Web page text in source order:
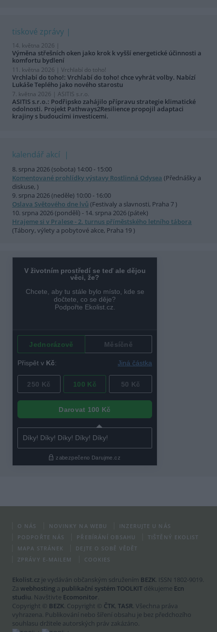
tiskové zprávy
14. května 2026 |
Výměna střešních oken jako krok k vyšší energetické účinnosti a
komfortu bydlení
11. května 2026 | Vrchlabí do toho!
Vrchlabí do toho!: Vrchlabí do toho! chce vyhrát volby. Nabízí
Lukáše Teplého jako nového starostu
7. května 2026 | ASITIS s.r.o.
ASITIS s.r.o.: Podřipsko zahájilo přípravu strategie klimatické
odolnosti. Projekt Pathways2Resilience propojil adaptaci
krajiny s budoucími investicemi.
kalendář akcí
8. srpna 2026 (sobota) 14:00 - 15:00
Komentované prohlídky výstavy Rostlinná Odysea (Přednášky a
diskuse, )
9. srpna 2026 (neděle) 10:00 - 16:00
Oslava Světového dne lvů (Festivaly a slavnosti, Praha 7 )
10. srpna 2026 (pondělí) - 14. srpna 2026 (pátek)
Hrajeme si v Pralese - 2. turnus příměstského letního tábora
(Tábory, výlety a pobytové akce, Praha 19 )
O NÁS NOVINKY NA WEBU
INZERUJTE U NÁS
PODPOŘTE NÁS
PŘEBÍRÁNÍ OBSAHU
TIŠTĚNÝ EKOLIST
MAPA STRÁNEK
DEJTE O SOBĚ VĚDĚT
ZPRÁVY E-MAILEM
COOKIES
Ekolist.cz je vydáván občanským sdružením BEZK. ISSN 1802-9019.
Za webhosting a publikační systém TOOLKIT děkujeme Ecn
studiu. Navštivte Ecomonitor.
Copyright © BEZK. Copyright © ČTK, TASR. Všechna práva
vyhrazena. Publikování nebo šíření obsahu je bez předchozího
souhlasu držitele autorských práv zakázáno.